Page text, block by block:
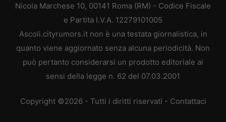
Nicola Marchese 10, 00141 Roma (RM) - Codice Fiscale
e Partita I.V.A. 12279101005
Ascoli.cityrumors.it non è una testata giornalistica, in
quanto viene aggiornato senza alcuna periodicità. Non
può pertanto considerarsi un prodotto editoriale ai
sensi della legge n. 62 del 07.03.2001
Copyright ©2026 - Tutti i diritti riservati - Contattaci